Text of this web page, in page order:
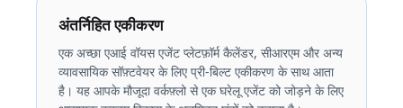
अंतर्निहित एकीकरण
एक अच्छा एआई वॉयस एजेंट प्लेटफ़ॉर्म कैलेंडर, सीआरएम और अन्य
व्यावसायिक सॉफ़्टवेयर के लिए प्री-बिल्ट एकीकरण के साथ आता
है। यह आपके मौजूदा वर्कफ़्लो से एक घरेलू एजेंट को जोड़ने के लिए